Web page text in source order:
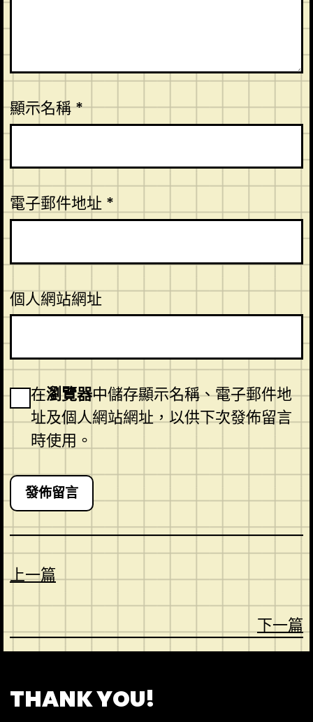
顯示名稱*
電子郵件地址 *
個人網站網址
在瀏覽器中儲存顯示名稱、電子郵件地
址及個人網站網址，以供下次發佈留言
時使用。
上一篇
下一篇
THANK YOU!